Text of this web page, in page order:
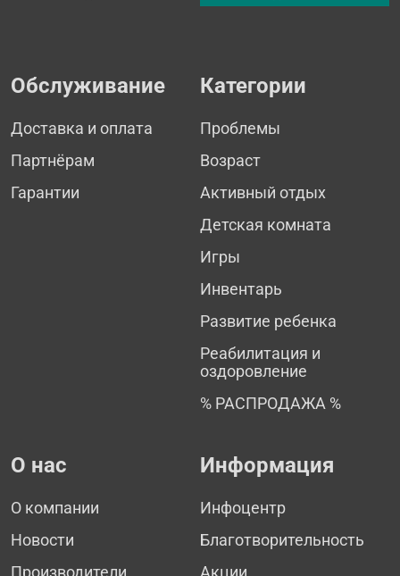
Обслуживание
Доставка и оплата
Партнёрам
Гарантии
Категории
Проблемы
Возраст
Активный отдых
Детская комната
Игры
Инвентарь
Развитие ребенка
Реабилитация и
оздоровление
% РАСПРОДАЖА %
О нас
О компании
Новости
Производители
Информация
Инфоцентр
Благотворительность
Акции